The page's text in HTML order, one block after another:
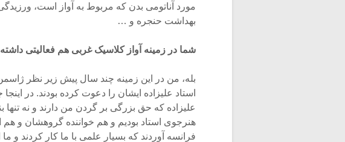
مورد آناتومی بدن که مربوط به آواز است،
بهداشت حنجره و …
شما در زمینه آواز کلاسیک غربی هم فعالیتی داشته
بله، من در این زمینه چند سال پیش زیر نظر
استاد علیزاده ایشان را دعوت کرده بودند. در
علیزاده که حق بزرگی بر گردن من دارند و نه تنها
هنرجوی استاد بودیم و هم خواننده گروهشان و هم
فرانسه آوردند که بسیار علمی با ما کار کردند و ما